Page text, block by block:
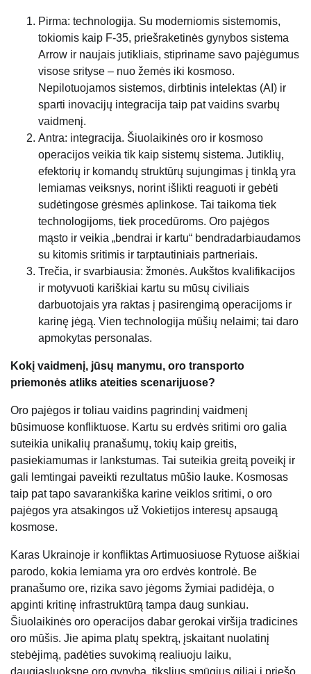
Pirma: technologija. Su moderniomis sistemomis,
tokiomis kaip F-35, priešraketinės gynybos sistema
Arrow ir naujais jutikliais, stipriname savo pajėgumus
visose srityse – nuo ​​žemės iki kosmoso.
Nepilotuojamos sistemos, dirbtinis intelektas (AI) ir
sparti inovacijų integracija taip pat vaidins svarbų
vaidmenį.
Antra: integracija. Šiuolaikinės oro ir kosmoso
operacijos veikia tik kaip sistemų sistema. Jutiklių,
efektorių ir komandų struktūrų sujungimas į tinklą yra
lemiamas veiksnys, norint išlikti reaguoti ir gebėti
sudėtingose ​​grėsmės aplinkose. Tai taikoma tiek
technologijoms, tiek procedūroms. Oro pajėgos
mąsto ir veikia „bendrai ir kartu“ bendradarbiaudamos
su kitomis sritimis ir tarptautiniais partneriais.
Trečia, ir svarbiausia: žmonės. Aukštos kvalifikacijos
ir motyvuoti kariškiai kartu su mūsų civiliais
darbuotojais yra raktas į pasirengimą operacijoms ir
karinę jėgą. Vien technologija mūšių nelaimi; tai daro
apmokytas personalas.
Kokį vaidmenį, jūsų manymu, oro transporto
priemonės atliks ateities scenarijuose?
Oro pajėgos ir toliau vaidins pagrindinį vaidmenį
būsimuose konfliktuose. Kartu su erdvės sritimi oro galia
suteikia unikalių pranašumų, tokių kaip greitis,
pasiekiamumas ir lankstumas. Tai suteikia greitą poveikį ir
gali lemtingai paveikti rezultatus mūšio lauke. Kosmosas
taip pat tapo savarankiška karine veiklos sritimi, o oro
pajėgos yra atsakingos už Vokietijos interesų apsaugą
kosmose.
Karas Ukrainoje ir konfliktas Artimuosiuose Rytuose aiškiai
parodo, kokia lemiama yra oro erdvės kontrolė. Be
pranašumo ore, rizika savo jėgoms žymiai padidėja, o
apginti kritinę infrastruktūrą tampa daug sunkiau.
Šiuolaikinės oro operacijos dabar gerokai viršija tradicines
oro mūšis. Jie apima platų spektrą, įskaitant nuolatinį
stebėjimą, padėties suvokimą realiuoju laiku,
daugiasluoksnę oro gynybą, tikslius smūgius giliai į priešo